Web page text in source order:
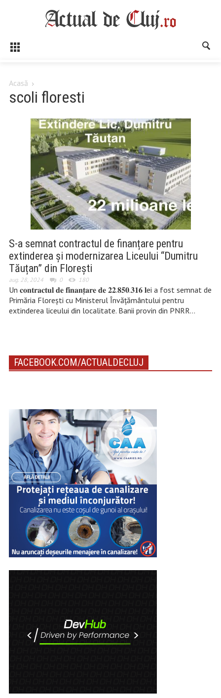
Acasă
scoli floresti
S-a semnat contractul de finanțare pentru
extinderea și modernizarea Liceului “Dumitru
Tăuțan” din Florești
aug. 28, 2024 0 180
Un 𝐜𝐨𝐧𝐭𝐫𝐚𝐜𝐭𝐮𝐥 𝐝𝐞 𝐟𝐢𝐧𝐚𝐧𝐭̦𝐚𝐫𝐞 𝐝𝐞 𝟐𝟐.𝟖𝟓𝟎.𝟑𝟏𝟔 𝐥ei a fost semnat de
Primăria Florești cu Ministerul Învățământului pentru
extinderea liceului din localitate. Banii provin din PNRR…
FACEBOOK.COM/ACTUALDECLUJ